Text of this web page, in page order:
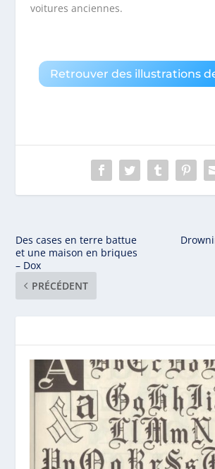
voitures anciennes.
Retrouver des illustrations
Des cases en terre battue
et une maison en briques
– Dox
PRÉCÉDENT